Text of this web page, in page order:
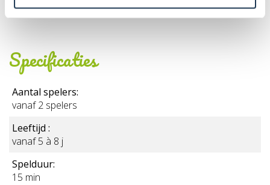
Specificaties
Aantal spelers:
vanaf 2 spelers
Leeftijd :
vanaf 5 à 8 j
Spelduur:
15 min